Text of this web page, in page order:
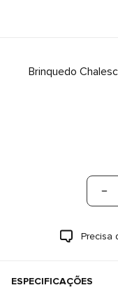
Brinquedo
Precisa
ESPECIFICAÇÕES